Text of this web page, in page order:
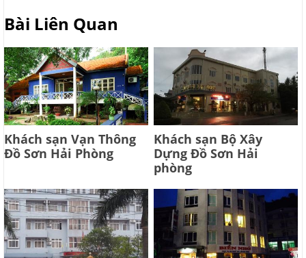
Bài Liên Quan
Khách sạn Vạn Thông
Đồ Sơn Hải Phòng
Khách sạn Bộ Xây
Dựng Đồ Sơn Hải
phòng